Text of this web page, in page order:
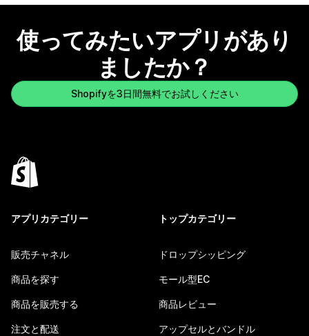
使ってみたいアプリがあり
ましたか？
Shopifyを3日間無料でお試しください
アプリカテゴリー
販売チャネル
商品を探す
商品を販売する
注文と配送
トップカテゴリー
ドロップシッピング
モール型EC
商品レビュー
アップセルとバンドル